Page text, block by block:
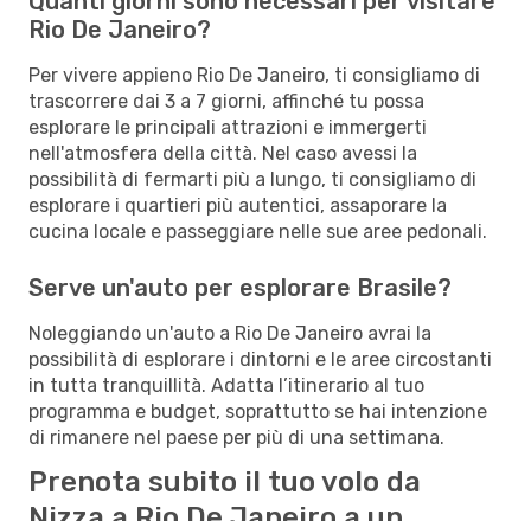
Rio De Janeiro?
Per vivere appieno Rio De Janeiro, ti consigliamo di
trascorrere dai 3 a 7 giorni, affinché tu possa
esplorare le principali attrazioni e immergerti
nell'atmosfera della città. Nel caso avessi la
possibilità di fermarti più a lungo, ti consigliamo di
esplorare i quartieri più autentici, assaporare la
cucina locale e passeggiare nelle sue aree pedonali.
Serve un'auto per esplorare Brasile?
Noleggiando un'auto a Rio De Janeiro avrai la
possibilità di esplorare i dintorni e le aree circostanti
in tutta tranquillità. Adatta l’itinerario al tuo
programma e budget, soprattutto se hai intenzione
di rimanere nel paese per più di una settimana.
Prenota subito il tuo volo da